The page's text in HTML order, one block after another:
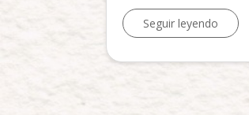
Seguir leyendo